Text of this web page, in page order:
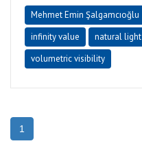
Mehmet Emin Şalgamcıoğlu
infinity value
natural light
volumetric visibility
1